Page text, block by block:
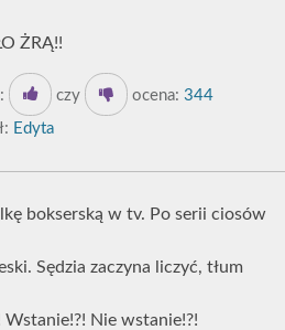
ŻRĄ!!
czy ocena: 344
Edyta
bokserską w tv. Po serii ciosów
Sędzia zaczyna liczyć, tłum
Nie wstanie!?!